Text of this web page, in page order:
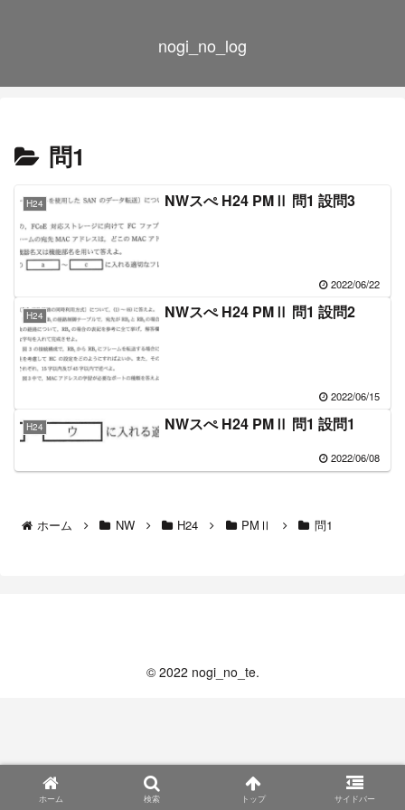
nogi_no_log
問1
H24 NWスぺ H24 PMⅡ 問1 設問3
2022/06/22
H24 NWスぺ H24 PMⅡ 問1 設問2
2022/06/15
H24 NWスぺ H24 PMⅡ 問1 設問1
2022/06/08
ホーム NW H24 PMⅡ 問1
© 2022 nogi_no_te.
ホーム 検索 トップ サイドバー